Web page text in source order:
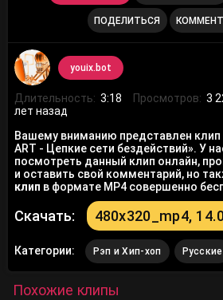
ПОДЕЛИТЬСЯ
youix.bot
Длительность: 3:18 Просмотров: 3
лет назад
Вашему вниманию представлен клип
ART - Цепкие сети бездействий». У
посмотреть данный клип онлайн,
и оставить свой комментарий, но
клип в формате MP4 совершенно
Скачать: 480x320_mp4,
Категории: Рэп и Хип-хоп Русские
Похожие клипы